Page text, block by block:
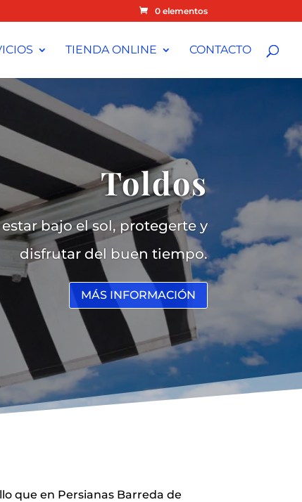
0 elementos
TIENDA ONLINE CONTACTO
Toldos
bajo el sol, protegerte y
disfrutar del buen tiempo.
MÁS INFORMACIÓN
que en Persianas Barreda de